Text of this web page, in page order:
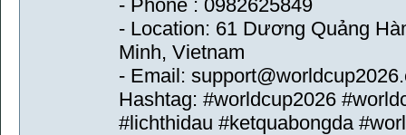
- Phone : 0982625849
- Location: 61 Dương Quảng
Minh, Vietnam
- Email:
Hashtag: #worldcup2026
#lichthidau #ketquabongda